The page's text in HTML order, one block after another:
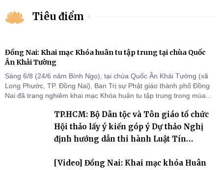
Tiêu điểm
Đồng Nai: Khai mạc Khóa huân tu tập trung tại chùa Quốc
Ân Khải Tường
Sáng 6/8 (24/6 năm Bính Ngọ), tại chùa Quốc Ân Khải Tường (xã
Long Phước, TP. Đồng Nai), Ban Trị sự Phật giáo thành phố Đồng
Nai đã trang nghiêm khai mạc Khóa huân tu tập trung trong mùa
chỗ khu vực VII, VIII và trường hạ chùa Quốc Ân Khải Tường.
TP.HCM: Bộ Dân tộc và Tôn giáo tổ chức
Hội thảo lấy ý kiến góp ý Dự thảo Nghị
định hướng dẫn thi hành Luật Tín
[Video] Đồng Nai: Khai mạc khóa Huân